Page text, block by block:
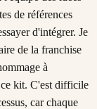
de références
d'intégrer. Je
de la franchise
à
ce kit. C'est difficile
car chaque